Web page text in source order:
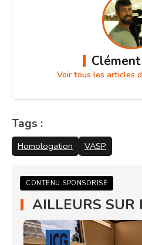
Voir tous les articles
Tags :
Homologation VASP
CONTENU SPONSORISÉ
AILLEURS SUR